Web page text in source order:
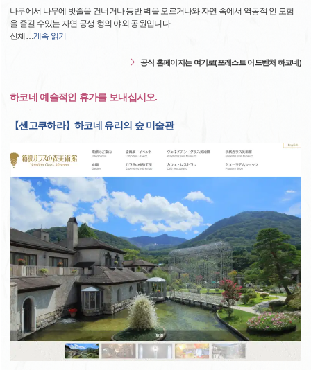
나무에서 나무에 밧줄을 건너거나 등반 벽을 오르거나와 자연 속에서 역동적 인 모험
을 즐길 수있는 자연 공생 형의 야외 공원입니다.
신체 …계속 읽기
공식 홈페이지는 여기로(포레스트 어드벤처 하코네)
하코네 예술적인 휴가를 보내십시오.
【센고쿠하라】하코네 유리의 숲 미술관